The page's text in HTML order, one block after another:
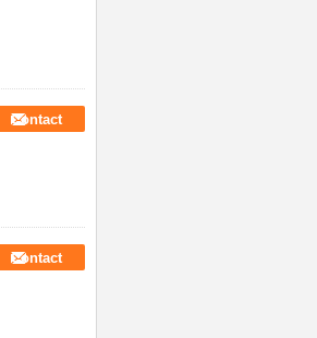
Contact
Contact